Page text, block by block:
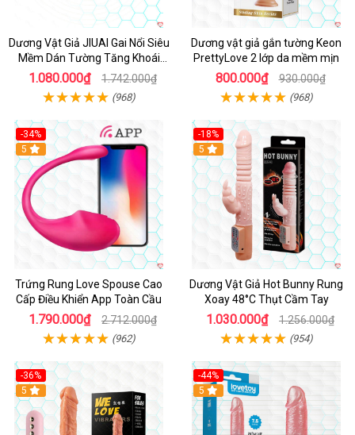
Dương Vật Giả JIUAI Gai Nổi Siêu
Mềm Dán Tường Tăng Khoái
Cảm
1.080.000₫ 1.742.000₫
(968)
Dương vật giả gắn tường Keon
PrettyLove 2 lớp da mềm mịn
800.000₫ 930.000₫
(968)
-34%
5
Trứng Rung Love Spouse Cao
Cấp Điều Khiển App Toàn Cầu
1.790.000₫ 2.712.000₫
(962)
-18%
Hot
5
Dương Vật Giả Hot Bunny Rung
Xoay 48°C Thụt Cầm Tay
1.030.000₫ 1.256.000₫
(954)
-36%
5
-44%
Hot
5